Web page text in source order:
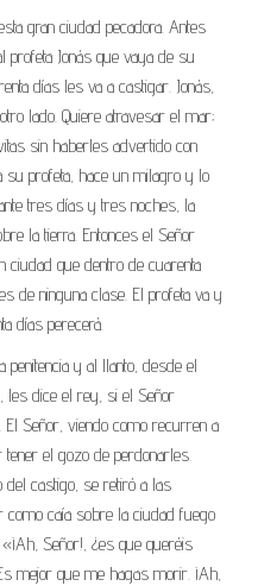
gran ciudad pecadora. Antes
Jonás que vaya de su
días les va a castigar. Jonás,
lado. Quiere atravesar el mar;
sin haberles advertido con
su profeta, hace un milagro y lo
tres días y tres noches, la
la tierra. Entonces el Señor
ciudad que dentro de cuarenta
de ninguna clase. El profeta va y
días perecerá.
penitencia y al llanto, desde el
les dice el rey, si el Señor
Señor, viendo como recurren a
tener el gozo de perdonarles.
del castigo, se retiró a las
caía sobre la ciudad fuego
Señor!, ¿es que queréis
mejor que me hagas morir. ¡Ah,